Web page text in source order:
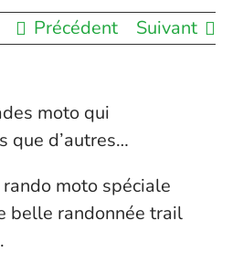
Précédent Suivant
moto qui
que d’autres…
moto spéciale
belle randonnée trail